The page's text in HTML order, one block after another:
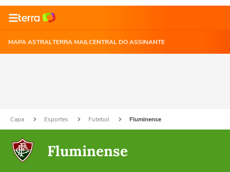
MAPA ASTRALTERRA MAILCENTRAL DO ASSINANTE
Capa Esportes Futebol Fluminense
Fluminense